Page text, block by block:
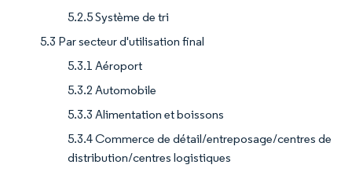
5.2.5 Système de tri
5.3 Par secteur d'utilisation final
5.3.1 Aéroport
5.3.2 Automobile
5.3.3 Alimentation et boissons
5.3.4 Commerce de détail/entreposage/centres de
distribution/centres logistiques